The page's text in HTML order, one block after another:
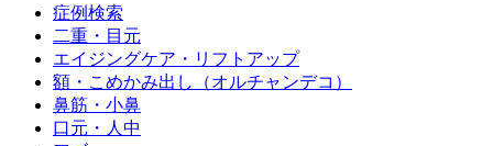
症例検索
二重・目元
エイジングケア・リフトアップ
額・こめかみ出し（オルチャンデコ）
鼻筋・小鼻
口元・人中